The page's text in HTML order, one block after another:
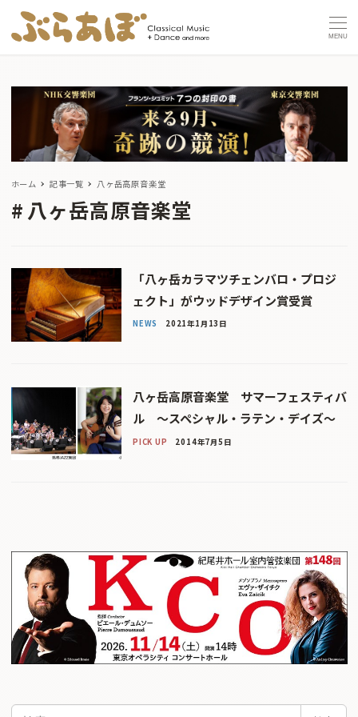
MENU
ホーム 記事一覧 八ヶ岳高原音楽堂
八ヶ岳高原音楽堂
「八ヶ岳カラマツチェンバロ・プロジ
ェクト」がウッドデザイン賞受賞
NEWS 2021年1月13日
八ヶ岳高原音楽堂 サマーフェスティバ
ル 〜スペシャル・ラテン・デイズ〜
PICK UP 2014年7月5日
検